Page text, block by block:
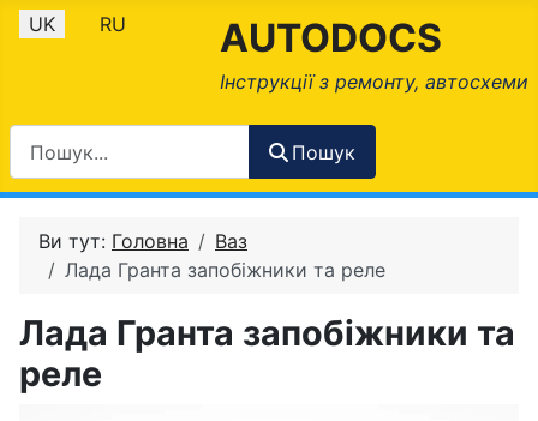
Оберіть свою мову
UK RU AUTODOCS
Інструкції з ремонту, автосхеми
Пошук
Ви тут: Головна
Ваз
Лада Гранта запобіжники та реле
Лада Гранта запобіжники та
реле